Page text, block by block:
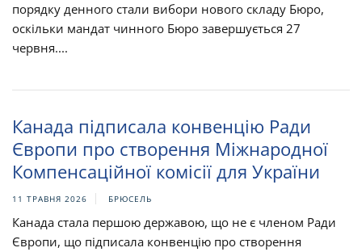
порядку денного стали вибори нового складу Бюро,
оскільки мандат чинного Бюро завершується 27
червня....
Канада підписала конвенцію Ради
Європи про створення Міжнародної
Компенсаційної комісії для України
11 ТРАВНЯ 2026 БРЮСЕЛЬ
Канада стала першою державою, що не є членом Ради
Європи, що підписала конвенцію про створення